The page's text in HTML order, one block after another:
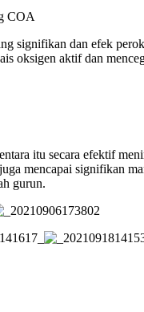
signifikan dan efek
aktif dan
itu secara efektif
mencapai signifikan
gurun.